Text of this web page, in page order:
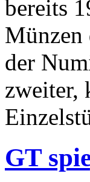
bereits
der
zweiter,
GT